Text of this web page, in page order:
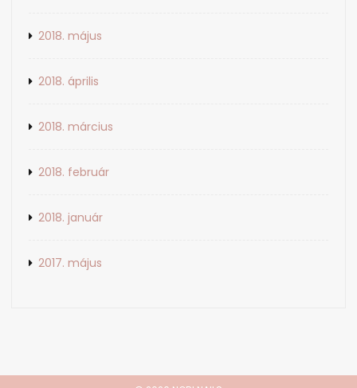
2018. május
2018. április
2018. március
2018. február
2018. január
2017. május